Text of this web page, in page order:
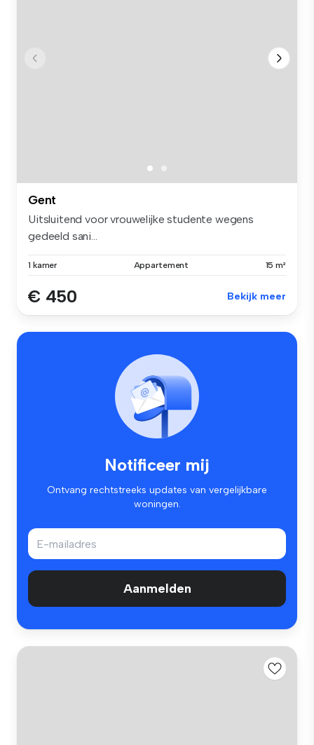
Gent
Uitsluitend voor vrouwelijke studente wegens
gedeeld sani...
1 kamer Appartement 15 m²
€ 450 Bekijk meer
Notificeer mij
Ontvang rechtstreeks updates van vergelijkbare
woningen.
Aanmelden